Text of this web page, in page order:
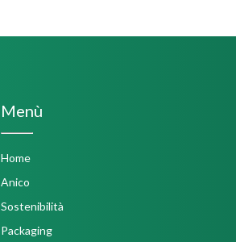
Menù
Home
Anico
Sostenibilità
Packaging